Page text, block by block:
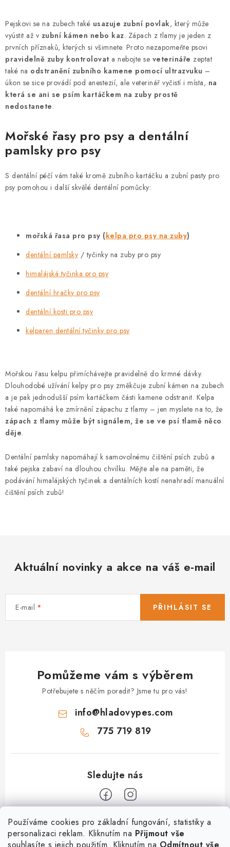
Používáme cookies pro základní fungování, statistiky a
personalizaci reklam. Kliknutím na Přijmout vše
s
u
Pejskovi se na zubech také usazuje zubní povlak, který může
vyústit až v zubní kámen nebo kaz. Zápach z tlamy je jeden z
prvních příznaků, kterých si všimnete. Proto nezapomeňte psovi
pravidelně zuby kontrolovat a nebojte se veterináře zeptat
také na odstranění zubního kamene pomocí ultrazvuku –
úkon se sice provádí pod anestezií, ale veterinář vyčistí i místa, na
která se ani se psím kartáčkem na zuby prostě
nedostanete.
Mořské řasy pro psy a dentální
pamlsky pro psy
S dentální péčí vám také kromě zubního kartáčku a zubní pasty pro
psy pomohou i další skvělé dentální pomůcky:
mořská řasa pro psy (kelpa pro psy na zuby)
dentální pamlsky / tyčinky na zuby pro psy
himalájská tyčinka pro psy
dentální hračky pro psy
dentální kosti pro psy
kelparen dentální tyčinky pro psy
Mořskou řasu kelpu přimíchávejte pravidelně do krmné dávky.
Dlouhodobé užívání kelpy pro psy změkčuje zubní kámen na zubech
a je pak jednodušší psím kartáčkem části kamene odstranit. Kelpa
také napomáhá ke zmírnění zápachu z tlamy – jen myslete na to, že
zápach z tlamy může být signálem, že se ve psí tlamě něco
děje.
Dentální pamlsky napomáhají k samovolnému čištění psích zubů a
také pejska zabaví na dlouhou chvilku. Mějte ale na paměti, že
podávání himalájských tyčinek a dentálních kostí nenahradí manuální
čištění psích zubů!
Aktuální novinky a akce na váš e-mail
E-mail PŘIHLÁSIT SE
Pomůžeme vám s výběrem
Potřebujete s něčím poradit? Jsme tu pro vás!
info@hladovypes.com
775 719 819